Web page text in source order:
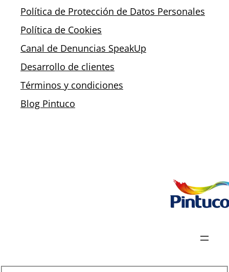
Política de Protección de Datos Personales
Política de Cookies
Canal de Denuncias SpeakUp
Desarrollo de clientes
Términos y condiciones
Blog Pintuco